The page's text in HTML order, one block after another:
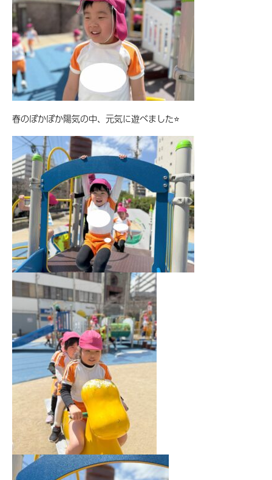
春のぽかぽか陽気の中、元気に遊べました⭐